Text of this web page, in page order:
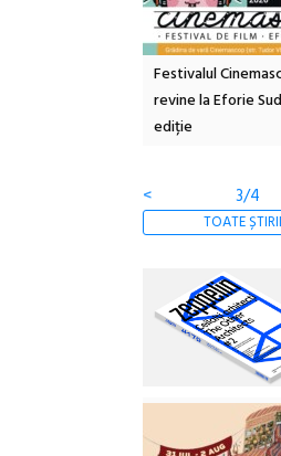
Festivalul
revine la Eforie
ediție
<
3/4
TOATE